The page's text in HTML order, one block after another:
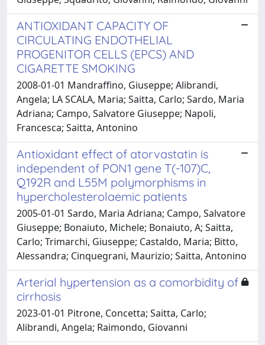
ANTIOXIDANT CAPACITY OF
CIRCULATING ENDOTHELIAL
PROGENITOR CELLS (EPCS) AND
CIGARETTE SMOKING
2008-01-01 Mandraffino, Giuseppe; Alibrandi,
Angela; LA SCALA, Maria; Saitta, Carlo; Sardo, Maria
Adriana; Campo, Salvatore Giuseppe; Napoli,
Francesca; Saitta, Antonino
Antioxidant effect of atorvastatin is
independent of PON1 gene T(-107)C,
Q192R and L55M polymorphisms in
hypercholesterolaemic patients
2005-01-01 Sardo, Maria Adriana; Campo, Salvatore
Giuseppe; Bonaiuto, Michele; Bonaiuto, A; Saitta,
Carlo; Trimarchi, Giuseppe; Castaldo, Maria; Bitto,
Alessandra; Cinquegrani, Maurizio; Saitta, Antonino
Arterial hypertension as a comorbidity of
cirrhosis
2023-01-01 Pitrone, Concetta; Saitta, Carlo;
Alibrandi, Angela; Raimondo, Giovanni